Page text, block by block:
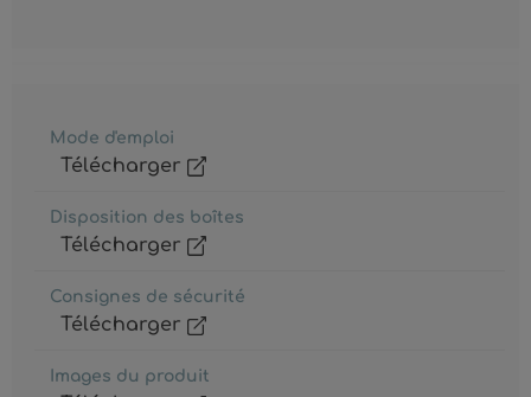
Mode d'emploi
Télécharger
Disposition des boîtes
Télécharger
Consignes de sécurité
Télécharger
Images du produit